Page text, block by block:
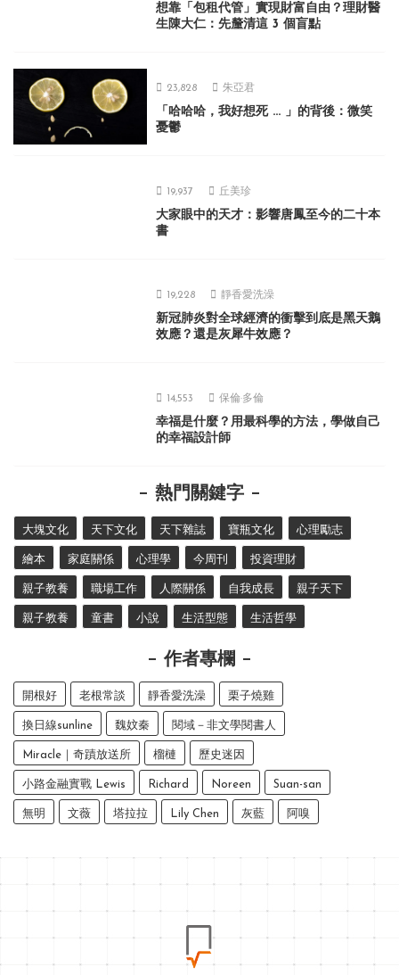
想靠「包租代管」實現財富自由？理財醫
生陳大仁：先釐清這 3 個盲點
23,828 朱亞君
「哈哈哈，我好想死 ... 」的背後：微笑
憂鬱
19,937 丘美珍
大家眼中的天才：影響唐鳳至今的二十本
書
19,228 靜香愛洗澡
新冠肺炎對全球經濟的衝擊到底是黑天鵝
效應？還是灰犀牛效應？
14,553 保倫·多倫
幸福是什麼？用最科學的方法，學做自己
的幸福設計師
熱門關鍵字
大塊文化 天下文化 天下雜誌 寶瓶文化 心理勵志
繪本 家庭關係 心理學 今周刊 投資理財
親子教養 職場工作 人際關係 自我成長 親子天下
親子教養 童書 小說 生活型態 生活哲學
作者專欄
開根好 老根常談 靜香愛洗澡 栗子燒雞
換日線sunline 魏妏秦 閱域－非文學閱書人
Miracle｜奇蹟放送所 榴槤 歷史迷因
小路金融實戰 Lewis Richard Noreen Suan-san
無明 文薇 塔拉拉 Lily Chen 灰藍 阿嗅